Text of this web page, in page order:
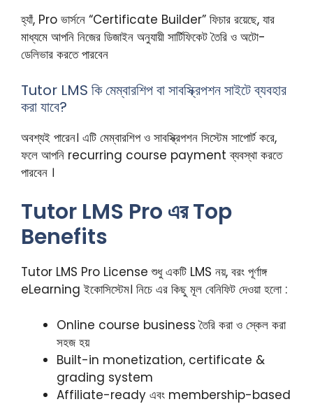
হ্যাঁ, Pro ভার্সনে “Certificate Builder” ফিচার রয়েছে, যার
মাধ্যমে আপনি নিজের ডিজাইন অনুযায়ী সার্টিফিকেট তৈরি ও অটো-
ডেলিভার করতে পারবেন
Tutor LMS কি মেম্বারশিপ বা সাবস্ক্রিপশন সাইটে ব্যবহার
করা যাবে?
অবশ্যই পারেন। এটি মেম্বারশিপ ও সাবস্ক্রিপশন সিস্টেম সাপোর্ট করে,
ফলে আপনি recurring course payment ব্যবস্থা করতে
পারবেন ।
Tutor LMS Pro এর Top
Benefits
Tutor LMS Pro License শুধু একটি LMS নয়, বরং পূর্ণাঙ্গ
eLearning ইকোসিস্টেম। নিচে এর কিছু মূল বেনিফিট দেওয়া হলো :
Online course business তৈরি করা ও স্কেল করা
সহজ হয়
Built-in monetization, certificate &
grading system
Affiliate-ready এবং membership-based